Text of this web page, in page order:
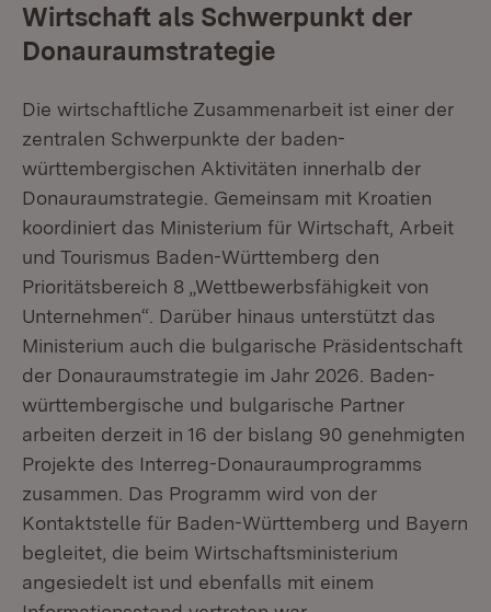
Wirtschaft als Schwerpunkt der
Donauraumstrategie
Die wirtschaftliche Zusammenarbeit ist einer der
zentralen Schwerpunkte der baden-
württembergischen Aktivitäten innerhalb der
Donauraumstrategie. Gemeinsam mit Kroatien
koordiniert das Ministerium für Wirtschaft, Arbeit
und Tourismus Baden-Württemberg den
Prioritätsbereich 8 „Wettbewerbsfähigkeit von
Unternehmen“. Darüber hinaus unterstützt das
Ministerium auch die bulgarische Präsidentschaft
der Donauraumstrategie im Jahr 2026. Baden-
württembergische und bulgarische Partner
arbeiten derzeit in 16 der bislang 90 genehmigten
Projekte des Interreg-Donauraumprogramms
zusammen. Das Programm wird von der
Kontaktstelle für Baden-Württemberg und Bayern
begleitet, die beim Wirtschaftsministerium
angesiedelt ist und ebenfalls mit einem